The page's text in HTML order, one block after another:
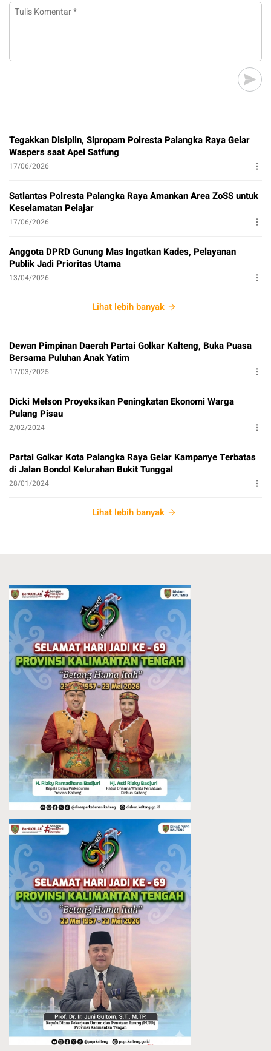
Tegakkan Disiplin, Sipropam Polresta Palangka Raya Gelar
Waspers saat Apel Satfung
17/06/2026
Satlantas Polresta Palangka Raya Amankan Area ZoSS untuk
Keselamatan Pelajar
17/06/2026
Anggota DPRD Gunung Mas Ingatkan Kades, Pelayanan
Publik Jadi Prioritas Utama
13/04/2026
Lihat lebih banyak
Dewan Pimpinan Daerah Partai Golkar Kalteng, Buka Puasa
Bersama Puluhan Anak Yatim
17/03/2025
Dicki Melson Proyeksikan Peningkatan Ekonomi Warga
Pulang Pisau
2/02/2024
Partai Golkar Kota Palangka Raya Gelar Kampanye Terbatas
di Jalan Bondol Kelurahan Bukit Tunggal
28/01/2024
Lihat lebih banyak